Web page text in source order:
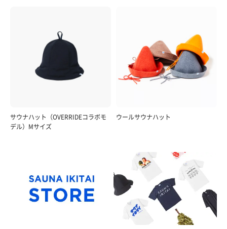
サウナハット（OVERRIDEコラボモ
デル）Mサイズ
ウールサウナハット